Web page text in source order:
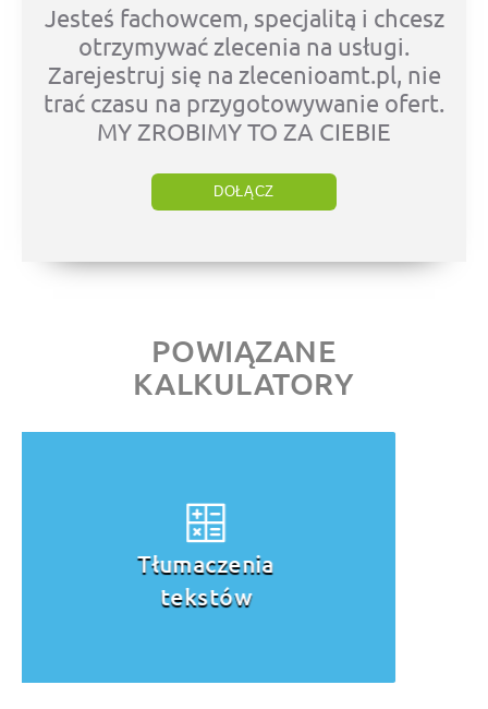
Jesteś fachowcem, specjalitą i chcesz
otrzymywać zlecenia na usługi.
Zarejestruj się na zlecenioamt.pl, nie
trać czasu na przygotowywanie ofert.
MY ZROBIMY TO ZA CIEBIE
DOŁĄCZ
POWIĄZANE
KALKULATORY
Tłumaczenia
przysięgłe